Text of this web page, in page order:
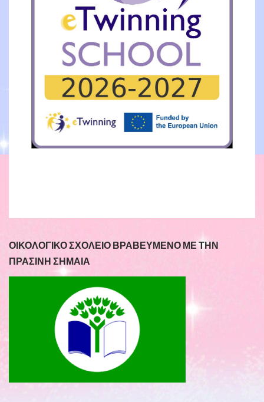
ΟΙΚΟΛΟΓΙΚΟ ΣΧΟΛΕΙΟ ΒΡΑΒΕΥΜΕΝΟ ΜΕ ΤΗΝ
ΠΡΑΣΙΝΗ ΣΗΜΑΙΑ